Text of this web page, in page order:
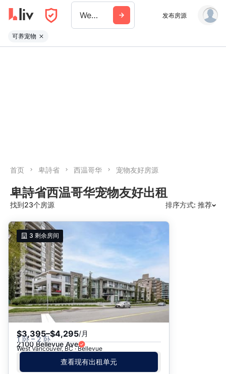
West Vancouver 发布房源
可养宠物
首页 卑詩省 西温哥华 宠物友好房源
卑詩省西温哥华宠物友好出租
找到23个房源 排序方式: 推荐
推荐
日期: 最新日期在前
日期: 过往日期在前
价格 - $$$ 到 $
价格 - $ 到 $$$
3 剩余房间
$3,395–$4,295/月
1 卧 – 2 卧
2100 Bellevue Ave
West Vancouver, BC · Bellevue
查看现有出租单元